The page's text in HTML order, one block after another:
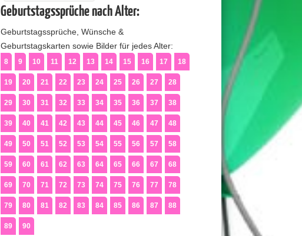
Geburtstagssprüche nach Alter:
Geburtstagssprüche, Wünsche &
Geburtstagskarten sowie Bilder für jedes Alter:
8 9 10 11 12 13 14 15 16 17 18
19 20 21 22 23 24 25 26 27 28
29 30 31 32 33 34 35 36 37 38
39 40 41 42 43 44 45 46 47 48
49 50 51 52 53 54 55 56 57 58
59 60 61 62 63 64 65 66 67 68
69 70 71 72 73 74 75 76 77 78
79 80 81 82 83 84 85 86 87 88
89 90